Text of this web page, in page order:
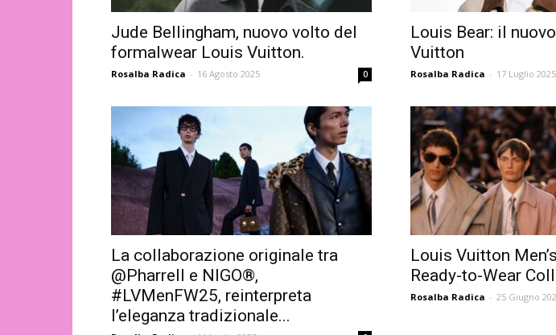
Jude Bellingham, nuovo volto del
formalwear Louis Vuitton.
Rosalba Radica - 16 Agosto 2025 0
Louis Bear: il
Vuitton
Rosalba Radica - 17 Luglio 2025
La collaborazione originale tra
@Pharrell e NIGO®,
#LVMenFW25, reinterpreta
l’eleganza tradizionale...
Louis Vuitton
Ready-to-Wear
Rosalba Radica - 25 Giugno